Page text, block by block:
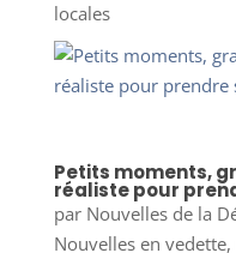
locales
Petits moments,
réaliste pour
par Nouvelles de la
Nouvelles en vedette,